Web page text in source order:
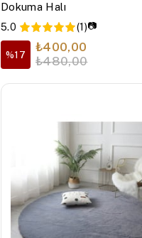
Dokuma Halı
5.0 (1)📷
%17
₺400,00
₺480,00